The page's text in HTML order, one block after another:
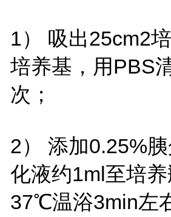
1） 吸出25cm2
培养基，用PBS
次；
2） 添加0.25%
化液约1ml至培养
37℃温浴3min左